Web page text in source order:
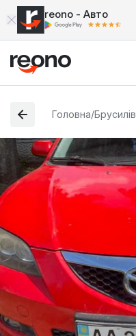
reono - Авто
Головна/Брусилів